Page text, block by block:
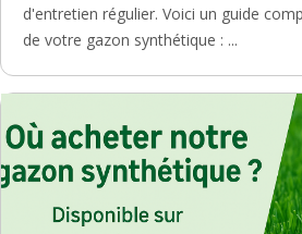
d'entretien régulier. Voici un guide
de votre gazon synthétique : ...